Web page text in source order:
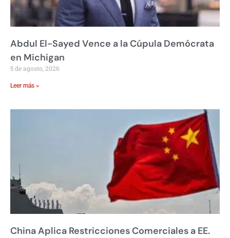
Abdul El-Sayed Vence a la Cúpula Demócrata
en Michigan
5 de agosto, 2026
Leer más »
China Aplica Restricciones Comerciales a EE.